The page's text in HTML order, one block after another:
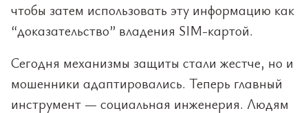
чтобы затем использовать эту информацию как
“доказательство” владения SIM-картой.
Сегодня механизмы защиты стали жестче, но и
мошенники адаптировались. Теперь главный
инструмент — социальная инженерия. Людям